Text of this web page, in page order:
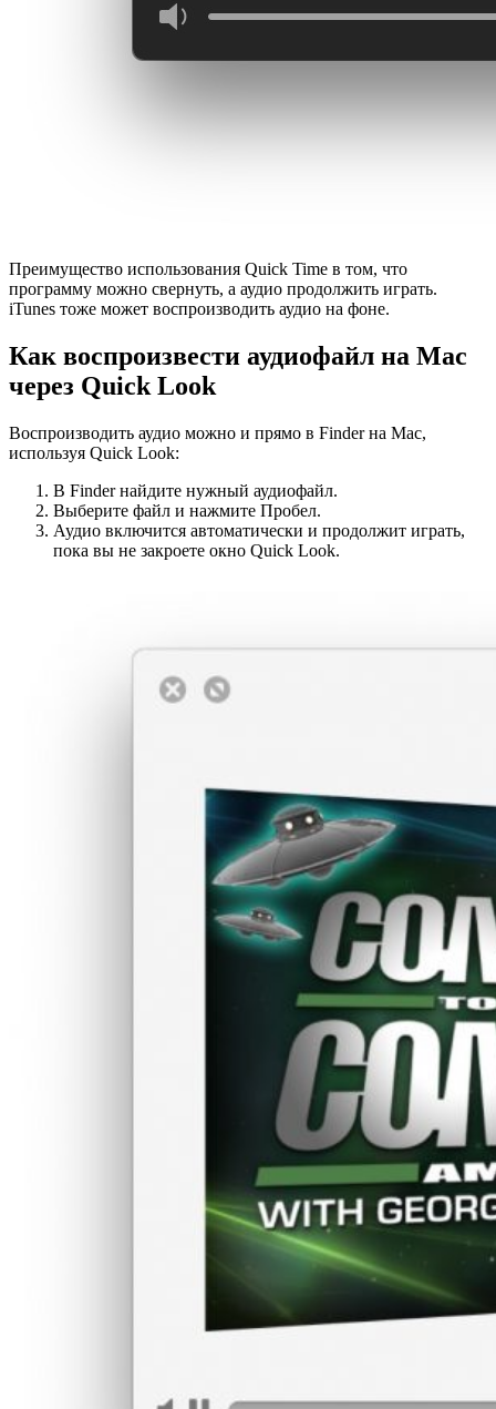
Преимущество использования Quick Time в том, что
программу можно свернуть, а аудио продолжить играть.
iTunes тоже может воспроизводить аудио на фоне.
Как воспроизвести аудиофайл на Mac
через Quick Look
Воспроизводить аудио можно и прямо в Finder на Mac,
используя Quick Look:
В Finder найдите нужный аудиофайл.
Выберите файл и нажмите Пробел.
Аудио включится автоматически и продолжит играть,
пока вы не закроете окно Quick Look.